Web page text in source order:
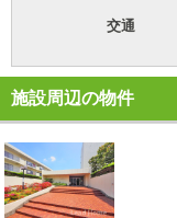
交通
施設周辺の物件